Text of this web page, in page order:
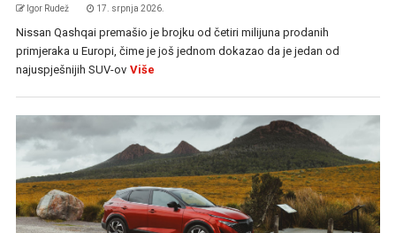
Igor Rudež 17. srpnja 2026.
Nissan Qashqai premašio je brojku od četiri milijuna prodanih
primjeraka u Europi, čime je još jednom dokazao da je jedan od
najuspješnijih SUV-ov Više